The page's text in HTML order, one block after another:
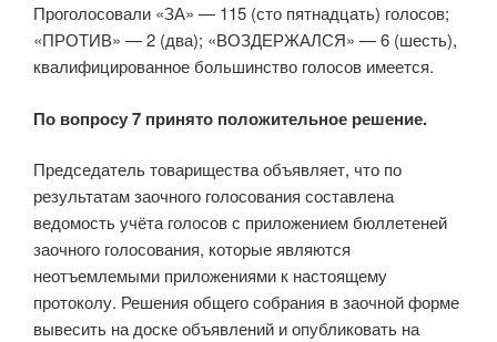
Проголосовали «ЗА» — 115 (сто пятнадцать) голосов;
«ПРОТИВ» — 2 (два); «ВОЗДЕРЖАЛСЯ» — 6 (шесть),
квалифицированное большинство голосов имеется.
По вопросу 7 принято положительное решение.
Председатель товарищества объявляет, что по
результатам заочного голосования составлена
ведомость учёта голосов с приложением бюллетеней
заочного голосования, которые являются
неотъемлемыми приложениями к настоящему
протоколу. Решения общего собрания в заочной форме
вывесить на доске объявлений и опубликовать на